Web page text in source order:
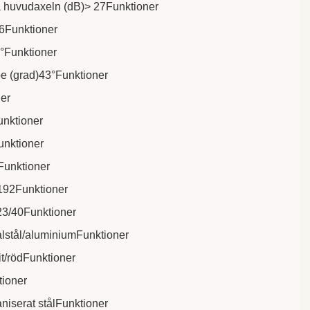
(dB)> 27Funktioner
(grad)43°Funktioner
40Funktioner
aluminiumFunktioner
rödFunktioner
stålFunktioner